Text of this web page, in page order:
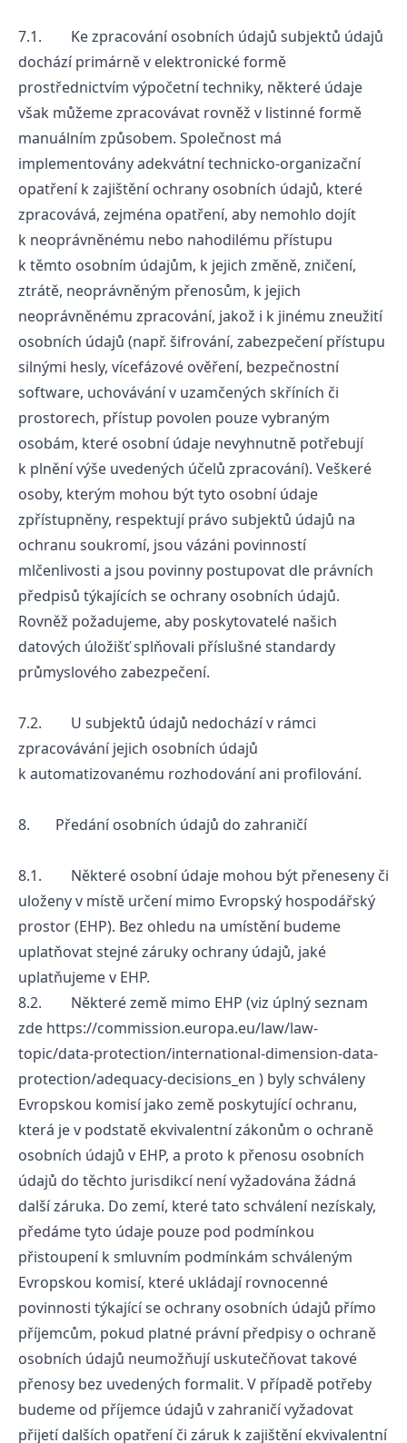
7.1. Ke zpracování osobních údajů subjektů údajů
dochází primárně v elektronické formě
prostřednictvím výpočetní techniky, některé údaje
však můžeme zpracovávat rovněž v listinné formě
manuálním způsobem. Společnost má
implementovány adekvátní technicko-organizační
opatření k zajištění ochrany osobních údajů, které
zpracovává, zejména opatření, aby nemohlo dojít
k neoprávněnému nebo nahodilému přístupu
k těmto osobním údajům, k jejich změně, zničení,
ztrátě, neoprávněným přenosům, k jejich
neoprávněnému zpracování, jakož i k jinému zneužití
osobních údajů (např. šifrování, zabezpečení přístupu
silnými hesly, vícefázové ověření, bezpečnostní
software, uchovávání v uzamčených skříních či
prostorech, přístup povolen pouze vybraným
osobám, které osobní údaje nevyhnutně potřebují
k plnění výše uvedených účelů zpracování). Veškeré
osoby, kterým mohou být tyto osobní údaje
zpřístupněny, respektují právo subjektů údajů na
ochranu soukromí, jsou vázáni povinností
mlčenlivosti a jsou povinny postupovat dle právních
předpisů týkajících se ochrany osobních údajů.
Rovněž požadujeme, aby poskytovatelé našich
datových úložišť splňovali příslušné standardy
průmyslového zabezpečení.
7.2. U subjektů údajů nedochází v rámci
zpracovávání jejich osobních údajů
k automatizovanému rozhodování ani profilování.
8. Předání osobních údajů do zahraničí
8.1. Některé osobní údaje mohou být přeneseny či
uloženy v místě určení mimo Evropský hospodářský
prostor (EHP). Bez ohledu na umístění budeme
uplatňovat stejné záruky ochrany údajů, jaké
uplatňujeme v EHP.
8.2. Některé země mimo EHP (viz úplný seznam
zde https://commission.europa.eu/law/law-
topic/data-protection/international-dimension-data-
protection/adequacy-decisions_en ) byly schváleny
Evropskou komisí jako země poskytující ochranu,
která je v podstatě ekvivalentní zákonům o ochraně
osobních údajů v EHP, a proto k přenosu osobních
údajů do těchto jurisdikcí není vyžadována žádná
další záruka. Do zemí, které tato schválení nezískaly,
předáme tyto údaje pouze pod podmínkou
přistoupení k smluvním podmínkám schváleným
Evropskou komisí, které ukládají rovnocenné
povinnosti týkající se ochrany osobních údajů přímo
příjemcům, pokud platné právní předpisy o ochraně
osobních údajů neumožňují uskutečňovat takové
přenosy bez uvedených formalit. V případě potřeby
budeme od příjemce údajů v zahraničí vyžadovat
přijetí dalších opatření či záruk k zajištění ekvivalentní